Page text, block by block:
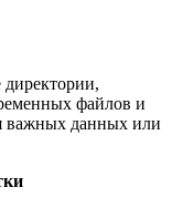
директории,
файлов и
важных данных или